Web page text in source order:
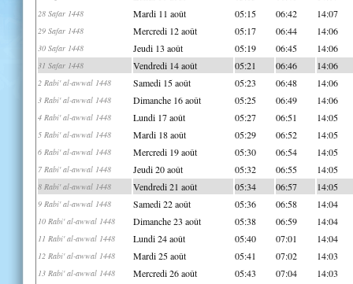
28 Safar 1448 Mardi 11 août 05:15 06:42 14:07
29 Safar 1448 Mercredi 12 août 05:17 06:44 14:06
30 Safar 1448 Jeudi 13 août 05:19 06:45 14:06
31 Safar 1448 Vendredi 14 août 05:21 06:46 14:06
2 Rabi' al-awwal 1448 Samedi 15 août 05:23 06:48 14:06
3 Rabi' al-awwal 1448 Dimanche 16 août 05:25 06:49 14:06
4 Rabi' al-awwal 1448 Lundi 17 août 05:27 06:51 14:05
5 Rabi' al-awwal 1448 Mardi 18 août 05:29 06:52 14:05
6 Rabi' al-awwal 1448 Mercredi 19 août 05:30 06:54 14:05
7 Rabi' al-awwal 1448 Jeudi 20 août 05:32 06:55 14:05
8 Rabi' al-awwal 1448 Vendredi 21 août 05:34 06:57 14:05
9 Rabi' al-awwal 1448 Samedi 22 août 05:36 06:58 14:04
10 Rabi' al-awwal 1448 Dimanche 23 août 05:38 06:59 14:04
11 Rabi' al-awwal 1448 Lundi 24 août 05:40 07:01 14:04
12 Rabi' al-awwal 1448 Mardi 25 août 05:41 07:02 14:03
13 Rabi' al-awwal 1448 Mercredi 26 août 05:43 07:04 14:03